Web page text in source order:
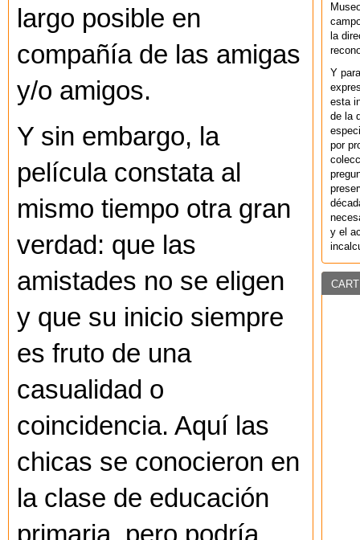
largo posible en
compañía de las amigas
y/o amigos.
Y sin embargo, la
película constata al
mismo tiempo otra gran
verdad: que las
amistades no se eligen
y que su inicio siempre
es fruto de una
casualidad o
coincidencia. Aquí las
chicas se conocieron en
la clase de educación
la
Y
esta
de la
por
y el